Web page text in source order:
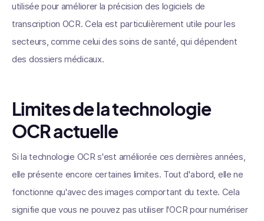
utilisée pour améliorer la précision des logiciels de
transcription OCR. Cela est particulièrement utile pour les
secteurs, comme celui des soins de santé, qui dépendent
des dossiers médicaux.
Limites de la technologie
OCR actuelle
Si la technologie OCR s'est améliorée ces dernières années,
elle présente encore certaines limites. Tout d'abord, elle ne
fonctionne qu'avec des images comportant du texte. Cela
signifie que vous ne pouvez pas utiliser l'OCR pour numériser